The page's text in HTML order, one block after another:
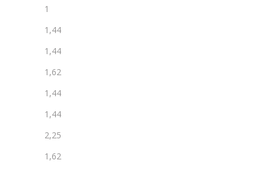
1
1,44
1,44
1,62
1,44
1,44
2,25
1,62